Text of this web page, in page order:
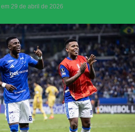
em 29 de abril de 2026